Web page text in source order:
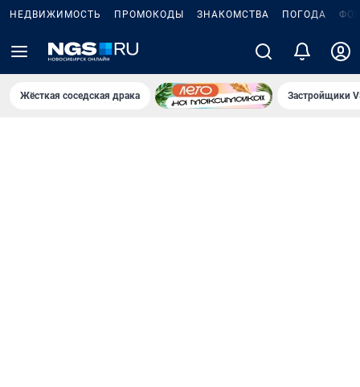
НЕДВИЖИМОСТЬ ПРОМОКОДЫ ЗНАКОМСТВА ПОГОДА
Жёсткая соседская драка Застройщики